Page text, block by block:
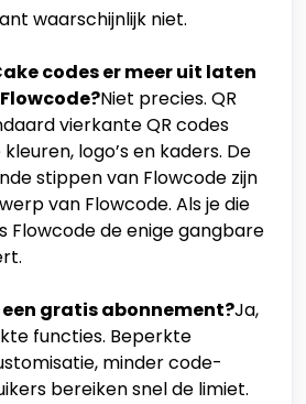
waarschijnlijk niet.
codes er meer uit laten
Niet precies. QR
vierkante QR codes
logo’s en kaders. De
stippen van Flowcode zijn
van Flowcode. Als je die
Flowcode de enige gangbare
gratis abonnement?Ja,
functies. Beperkte
minder code-
bereiken snel de limiet.